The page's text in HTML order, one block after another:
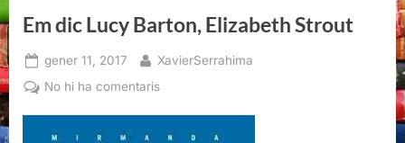
Em dic Lucy Barton, Elizabeth Strout
Posted
on
gener 11, 2017 By
XavierSerrahima
No hi ha comentarisa